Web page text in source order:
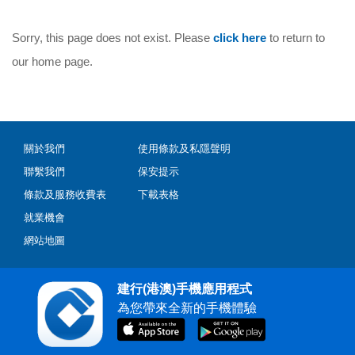
Sorry, this page does not exist. Please click here to return to
our home page.
關於我們
聯繫我們
條款及服務收費表
就業機會
網站地圖
使用條款及私隱聲明
保安提示
下載表格
建行(港澳)手機應用程式
為您帶來全新的手機體驗